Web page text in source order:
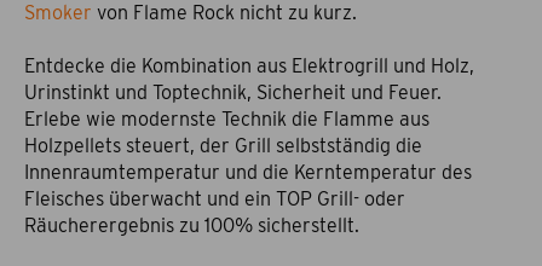
Smoker von Flame Rock nicht zu kurz.
Entdecke die Kombination aus Elektrogrill und Holz,
Urinstinkt und Toptechnik, Sicherheit und Feuer.
Erlebe wie modernste Technik die Flamme aus
Holzpellets steuert, der Grill selbstständig die
Innenraumtemperatur und die Kerntemperatur des
Fleisches überwacht und ein TOP Grill- oder
Räucherergebnis zu 100% sicherstellt.